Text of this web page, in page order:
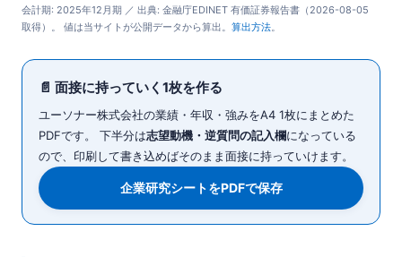
会計期: 2025年12月期 ／ 出典: 金融庁EDINET 有価証券報告書（2026-08-05
取得）。 値は当サイトが公開データから算出。 算出方法
📄 面接に持っていく1枚を作る
ユーソナー株式会社の業績・年収・強みをA4 1枚にまとめた
PDFです。 下半分は志望動機・逆質問の記入欄になっている
ので、印刷して書き込めばそのまま面接に持っていけます。
企業研究シートをPDFで保存